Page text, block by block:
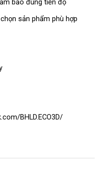
bảo đúng tiến độ
sản phẩm phù hợp
BHLD.ECO3D/